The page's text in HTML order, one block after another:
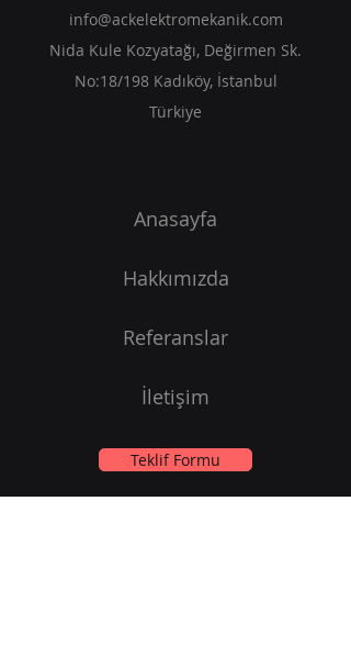
info@ackelektromekanik.com
Nida Kule Kozyatağı, Değirmen Sk.
No:18/198 Kadıköy, İstanbul
Türkiye
Anasayfa
Hakkımızda
Referanslar
İletişim
Teklif Formu